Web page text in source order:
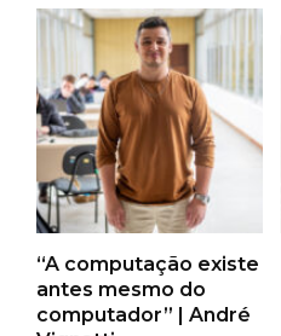
“A computação existe
antes mesmo do
computador” | André